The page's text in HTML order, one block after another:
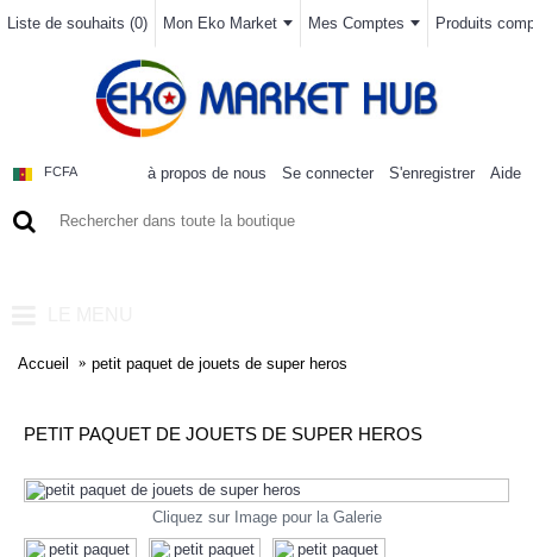
Liste de souhaits (0) Mon Eko Market Mes Comptes Produits
FCFA à propos de nous Se connecter S'enregistrer Aide
Accueil petit paquet de jouets de super heros
PETIT PAQUET DE JOUETS DE SUPER HEROS
Cliquez sur Image pour la Galerie